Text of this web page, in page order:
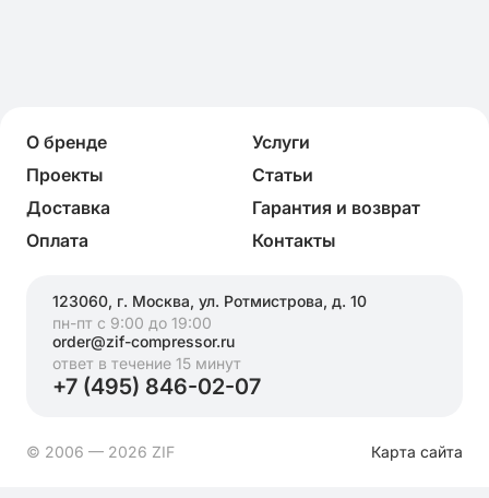
О бренде
Услуги
Проекты
Статьи
Доставка
Гарантия и возврат
Оплата
Контакты
123060, г. Москва, ул. Ротмистрова, д. 10
пн-пт с 9:00 до 19:00
order@zif-compressor.ru
ответ в течение 15 минут
+7 (495) 846-02-07
© 2006 — 2026 ZIF Карта сайта